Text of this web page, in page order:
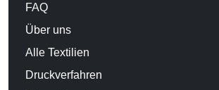
FAQ
Über uns
Alle Textilien
Druckverfahren